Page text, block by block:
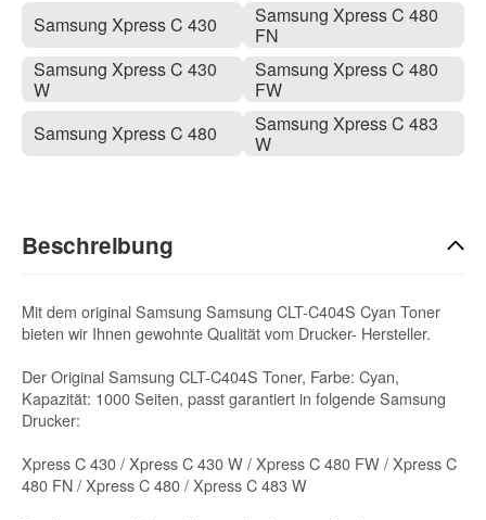
Samsung Xpress C 430
Samsung Xpress C 430
W
Samsung Xpress C 480
Samsung Xpress C 480
FN
Samsung Xpress C 480
FW
Samsung Xpress C 483
W
Beschreibung
Mit dem original Samsung Samsung CLT-C404S Cyan Toner
bieten wir Ihnen gewohnte Qualität vom Drucker- Hersteller.
Der Original Samsung CLT-C404S Toner, Farbe: Cyan,
Kapazität: 1000 Seiten, passt garantiert in folgende Samsung
Drucker:
Xpress C 430 / Xpress C 430 W / Xpress C 480 FW / Xpress C
480 FN / Xpress C 480 / Xpress C 483 W